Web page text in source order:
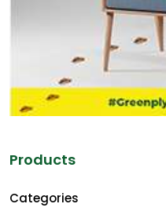
Products
Categories